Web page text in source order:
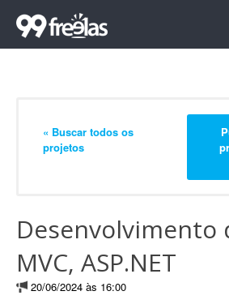
« Buscar todos os
projetos
Desenvolvimento
MVC, ASP.NET
20/06/2024 às 16:00